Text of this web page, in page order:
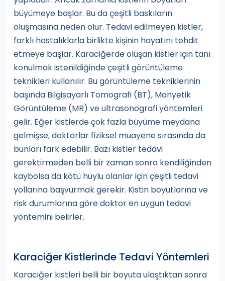
büyümeye başlar. Bu da çeşitli baskıların
oluşmasına neden olur. Tedavi edilmeyen kistler,
farklı hastalıklarla birlikte kişinin hayatını tehdit
etmeye başlar. Karaciğerde oluşan kistler için tanı
konulmak istenildiğinde çeşitli görüntüleme
teknikleri kullanılır. Bu görüntüleme tekniklerinin
başında Bilgisayarlı Tomografi (BT), Manyetik
Görüntüleme (MR) ve ultrasonografi yöntemleri
gelir. Eğer kistlerde çok fazla büyüme meydana
gelmişse, doktorlar fiziksel muayene sırasında da
bunları fark edebilir. Bazı kistler tedavi
gerektirmeden belli bir zaman sonra kendiliğinden
kaybolsa da kötü huylu olanlar için çeşitli tedavi
yollarına başvurmak gerekir. Kistin boyutlarına ve
risk durumlarına göre doktor en uygun tedavi
yöntemini belirler.
Karaciğer Kistlerinde Tedavi Yöntemleri
Karaciğer kistleri belli bir boyuta ulaştıktan sonra